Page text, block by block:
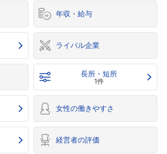
年収・給与
ライバル企業
長所・短所
1件
女性の働きやすさ
経営者の評価